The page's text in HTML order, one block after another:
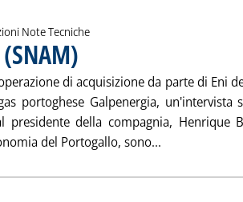
Note Tecniche
(SNAM)
di acquisizione da parte di Eni
portoghese Galpenergia, un'intervista
presidente della compagnia, Henrique
del Portogallo, sono...